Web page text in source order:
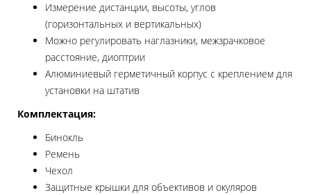
Измерение дистанции, высоты, углов
(горизонтальных и вертикальных)
Можно регулировать наглазники, межзрачковое
расстояние, диоптрии
Алюминиевый герметичный корпус с креплением для
установки на штатив
Комплектация:
Бинокль
Ремень
Чехол
Защитные крышки для объективов и окуляров